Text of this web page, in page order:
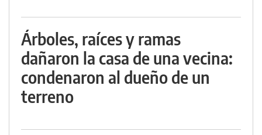
Árboles, raíces y ramas
dañaron la casa de una vecina:
condenaron al dueño de un
terreno